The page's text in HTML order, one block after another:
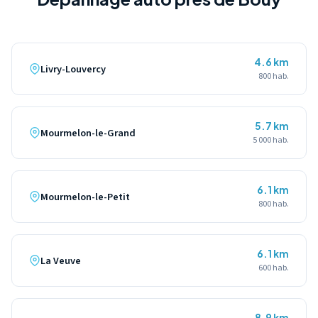
Livry-Louvercy
4.6 km
800 hab.
Mourmelon-le-Grand
5.7 km
5 000 hab.
Mourmelon-le-Petit
6.1 km
800 hab.
La Veuve
6.1 km
600 hab.